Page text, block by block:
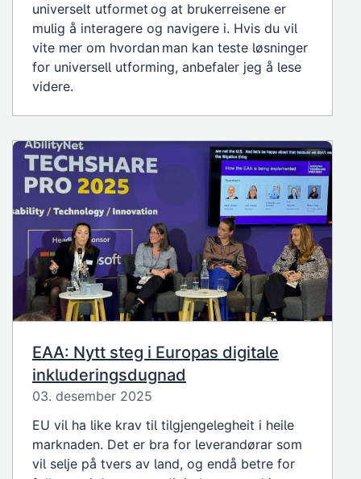
universelt utformet og at brukerreisene er
mulig å interagere og navigere i. Hvis du vil
vite mer om hvordan man kan teste løsninger
for universell utforming, anbefaler jeg å lese
videre.
EAA: Nytt steg i Europas digitale
inkluderingsdugnad
03. desember 2025
EU vil ha like krav til tilgjengelegheit i heile
marknaden. Det er bra for leverandørar som
vil selje på tvers av land, og endå betre for